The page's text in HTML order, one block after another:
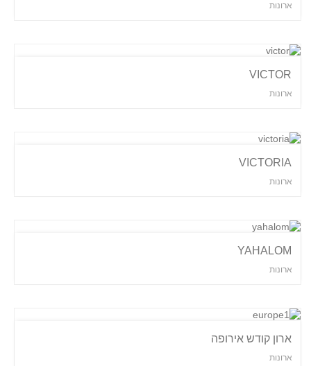
ארונות
VICTOR
ארונות
VICTORIA
ארונות
YAHALOM
ארונות
ארון קודש אירופה
ארונות